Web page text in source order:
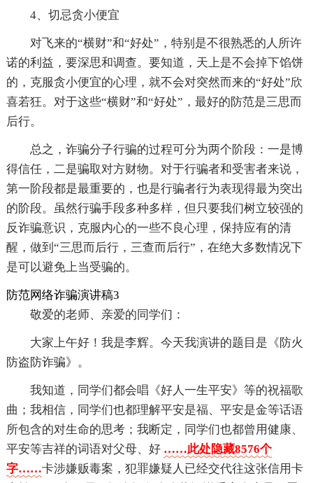
4、切忌贪小便宜
对飞来的“横财”和“好处”，特别是不很熟悉的人所许
诺的利益，要深思和调查。要知道，天上是不会掉下馅饼
的，克服贪小便宜的心理，就不会对突然而来的“好处”欣
喜若狂。对于这些“横财”和“好处”，最好的防范是三思而
后行。
总之，诈骗分子行骗的过程可分为两个阶段：一是博
得信任，二是骗取对方财物。对于行骗者和受害者来说，
第一阶段都是最重要的，也是行骗者行为表现得最为突出
的阶段。虽然行骗手段多种多样，但只要我们树立较强的
反诈骗意识，克服内心的一些不良心理，保持应有的清
醒，做到“三思而后行，三查而后行”，在绝大多数情况下
是可以避免上当受骗的。
防范网络诈骗演讲稿3
敬爱的老师、亲爱的同学们：
大家上午好！我是李辉。今天我演讲的题目是《防火
防盗防诈骗》。
我知道，同学们都会唱《好人一生平安》等的祝福歌
曲；我相信，同学们也都理解平安是福、平安是金等话语
所包含的对生命的思考；我断定，同学们也都曾用健康、
平安等吉祥的词语对父母、好 ……此处隐藏8576个
字……卡涉嫌贩毒案，犯罪嫌疑人已经交代往这张信用卡